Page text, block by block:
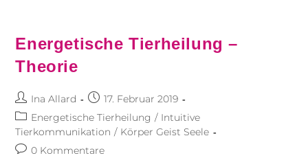
Energetische Tierheilung –
Theorie
Ina Allard
17. Februar 2019
Energetische Tierheilung / Intuitive
Tierkommunikation / Körper Geist Seele
0 Kommentare